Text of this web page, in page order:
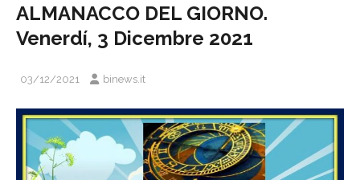
ALMANACCO DEL GIORNO.
Venerdí, 3 Dicembre 2021
03/12/2021 binews.it